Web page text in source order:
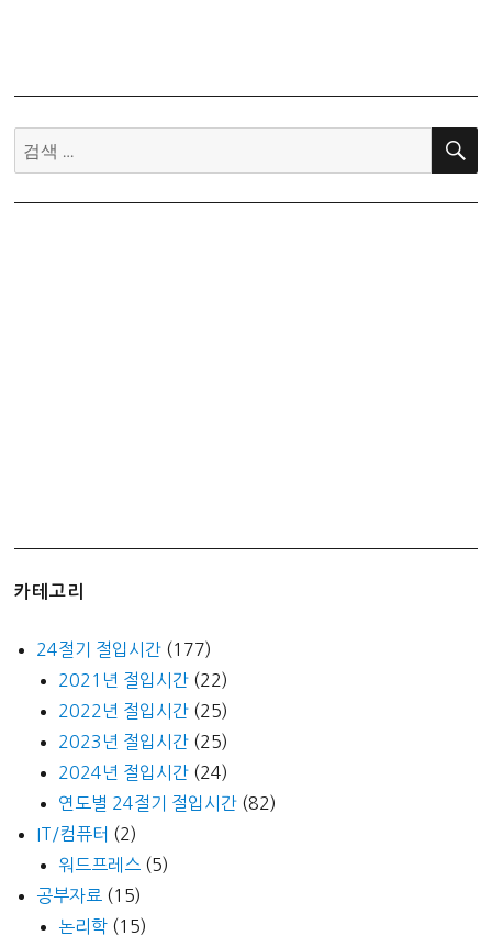
내
검
색:
검
카테고리
24절기 절입시간 (177)
2021년 절입시간 (22)
2022년 절입시간 (25)
2023년 절입시간 (25)
2024년 절입시간 (24)
연도별 24절기 절입시간 (82)
IT/컴퓨터 (2)
워드프레스 (5)
공부자료 (15)
논리학 (15)